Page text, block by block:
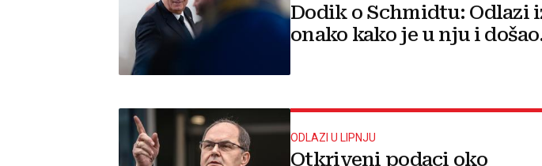
Dodik o Schmidtu: Odlazi
onako kako je u nju i
ODLAZI U LIPNJU
Otkriveni podaci oko